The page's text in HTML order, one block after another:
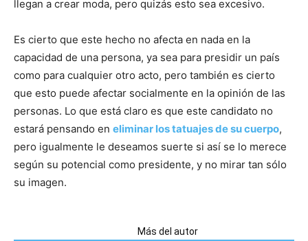
llegan a crear moda, pero quizás esto sea excesivo.
Es cierto que este hecho no afecta en nada en la
capacidad de una persona, ya sea para presidir un país
como para cualquier otro acto, pero también es cierto
que esto puede afectar socialmente en la opinión de las
personas. Lo que está claro es que este candidato no
estará pensando en eliminar los tatuajes de su cuerpo,
pero igualmente le deseamos suerte si así se lo merece
según su potencial como presidente, y no mirar tan sólo
su imagen.
Más del autor